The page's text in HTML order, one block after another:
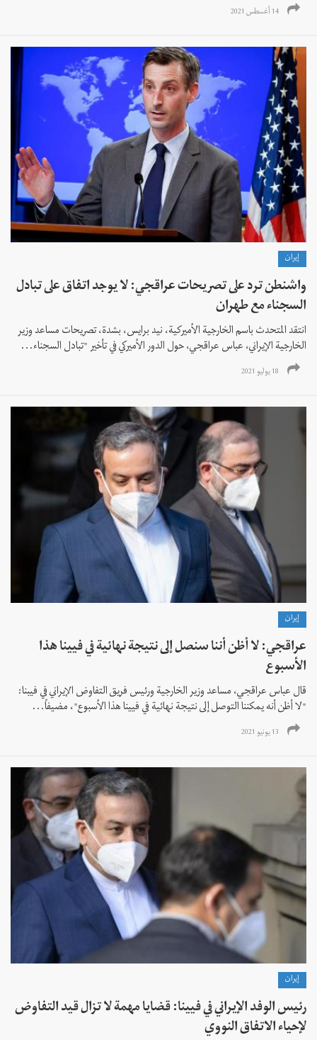
14 أغسطس 2021
إيران
واشنطن ترد على تصريحات عراقجي: لا يوجد اتفاق على تبادل
السجناء مع طهران
انتقد المتحدث باسم الخارجية الأميركية، نيد برايس، بشدة، تصريحات مساعد وزير
الخارجية الإيراني، عباس عراقجي، حول الدور الأميركي في تأخير "تبادل السجناء...
18 يوليو 2021
إيران
عراقجي: لا أظن أننا سنصل إلى نتيجة نهائية في فيينا هذا
الأسبوع
قال عباس عراقجي، مساعد وزير الخارجية ورئيس فريق التفاوض الإيراني في فيبنا:
"لا أظن أنه يمكننا التوصل إلى نتيجة نهائية في فيينا هذا الأسبوع"، مضيفاً...
13 يونيو 2021
إيران
رئيس الوفد الإيراني في فيينا: قضايا مهمة لا تزال قيد التفاوض
لإحياء الاتفاق النووي